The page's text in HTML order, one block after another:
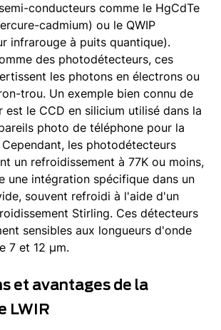
conducteurs comme le HgCdTe
cadmium) ou le QWIP
infrarouge à puits quantique).
des photodétecteurs, ces
les photons en électrons ou
trou. Un exemple bien connu de
est le CCD en silicium utilisé dans la
photo de téléphone pour la
les photodétecteurs
un refroidissement à 77K ou moins,
une intégration spécifique dans un
souvent refroidi à l'aide d'un
Stirling. Ces détecteurs
sensibles aux longueurs d'onde
7 et 12 µm.
et avantages de la
LWIR